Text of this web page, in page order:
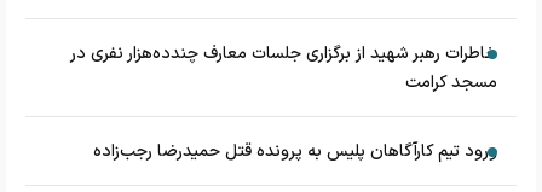
خاطرات رهبر شهید از برگزاری جلسات معارف چندده‌هزار نفری در
مسجد کرامت
ورود تیم کارآگاهان پلیس به پرونده قتل حمیدرضا رجب‌زاده